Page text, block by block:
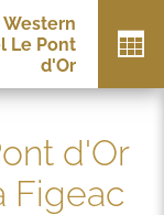
Western
Le Pont
d'Or
d'Or
Figeac